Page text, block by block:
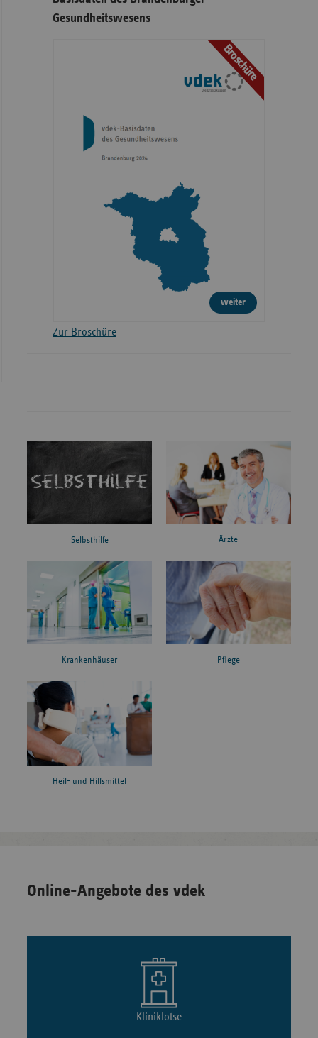
Gesundheitswesens
Broschüre
weiter
Zur Broschüre
Selbsthilfe Ärzte
Krankenhäuser Pflege
Heil- und Hilfsmittel
Online-Angebote des vdek
Kliniklotse